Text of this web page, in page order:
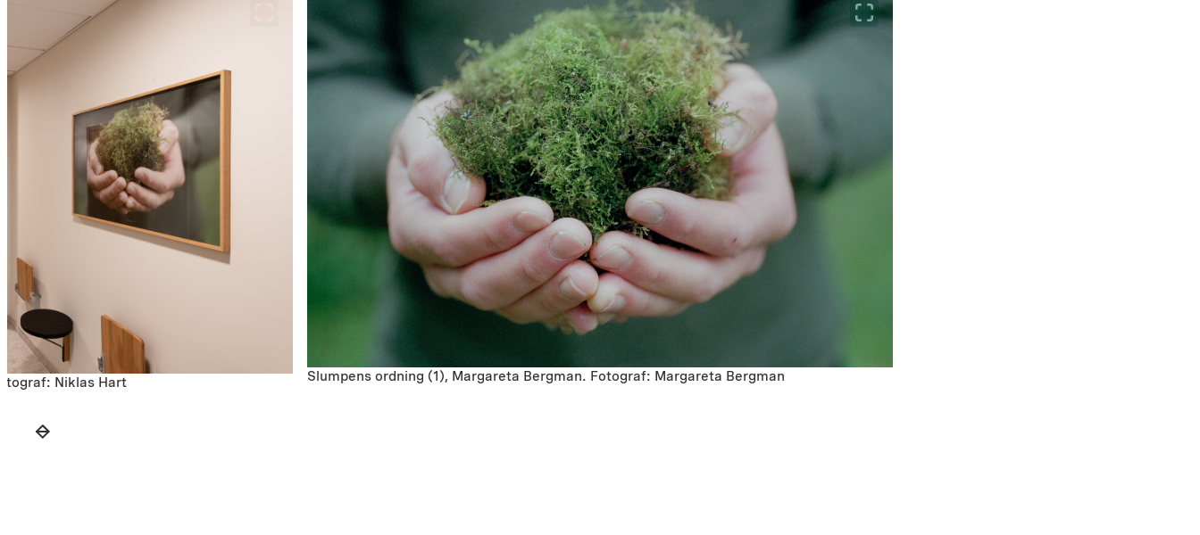
Niklas Hart Slumpens ordning (1), Margareta Bergman. Fotograf: Margareta Bergman